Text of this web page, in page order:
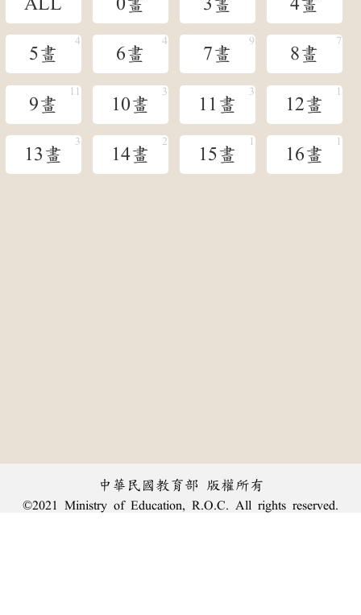
ALL 0畫 3畫 4畫
5畫 6畫 7畫 8畫
9畫 10畫 11畫 12畫
13畫 14畫 15畫 16畫
中華民國教育部 版權所有
©2021 Ministry of Education, R.O.C. All rights reserved.